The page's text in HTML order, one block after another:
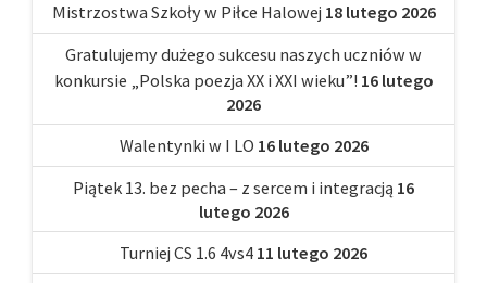
Mistrzostwa Szkoły w Piłce Halowej 18 lutego 2026
Gratulujemy dużego sukcesu naszych uczniów w
konkursie „Polska poezja XX i XXI wieku”! 16 lutego
2026
Walentynki w I LO 16 lutego 2026
Piątek 13. bez pecha – z sercem i integracją 16
lutego 2026
Turniej CS 1.6 4vs4 11 lutego 2026